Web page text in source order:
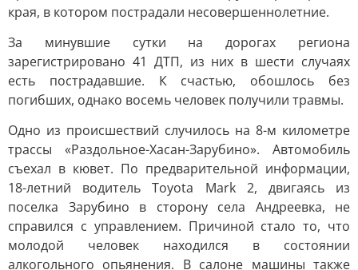
края, в котором пострадали несовершеннолетние.
За минувшие сутки на дорогах региона
зарегистрировано 41 ДТП, из них в шести случаях
есть пострадавшие. К счастью, обошлось без
погибших, однако восемь человек получили травмы.
Одно из происшествий случилось на 8-м километре
трассы «Раздольное-Хасан-Зарубино». Автомобиль
съехал в кювет. По предварительной информации,
18-летний водитель Toyota Mark 2, двигаясь из
поселка Зарубино в сторону села Андреевка, не
справился с управлением. Причиной стало то, что
молодой человек находился в состоянии
алкогольного опьянения. В салоне машины также